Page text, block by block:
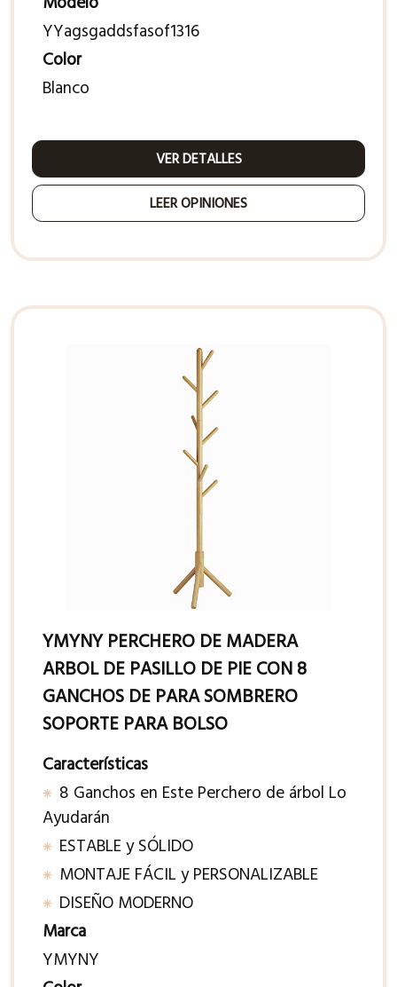
YYagsgaddsfasof1316
Color
Blanco
VER DETALLES
LEER OPINIONES
YMYNY PERCHERO DE MADERA
ARBOL DE PASILLO DE PIE CON 8
GANCHOS DE PARA SOMBRERO
SOPORTE PARA BOLSO
Características
8 Ganchos en Este Perchero de árbol Lo
Ayudarán
ESTABLE y SÓLIDO
MONTAJE FÁCIL y PERSONALIZABLE
DISEÑO MODERNO
Marca
YMYNY